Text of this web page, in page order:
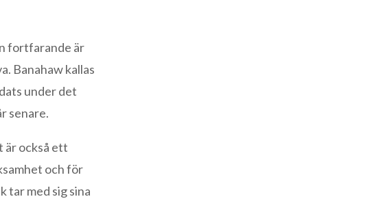
fortfarande är
Banahaw kallas
under det
senare.
är också ett
och för
tar med sig sina